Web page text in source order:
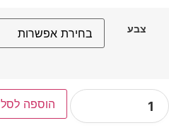
צבע
הוספה לסל